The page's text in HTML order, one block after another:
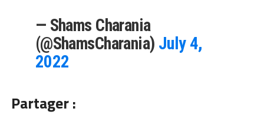
— Shams Charania
(@ShamsCharania) July 4,
2022
Partager :